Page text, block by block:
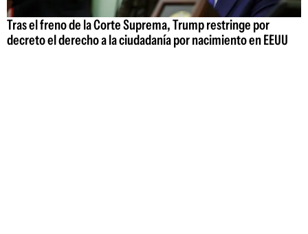
Tras el freno de la Corte Suprema, Trump restringe por
decreto el derecho a la ciudadanía por nacimiento en EEUU